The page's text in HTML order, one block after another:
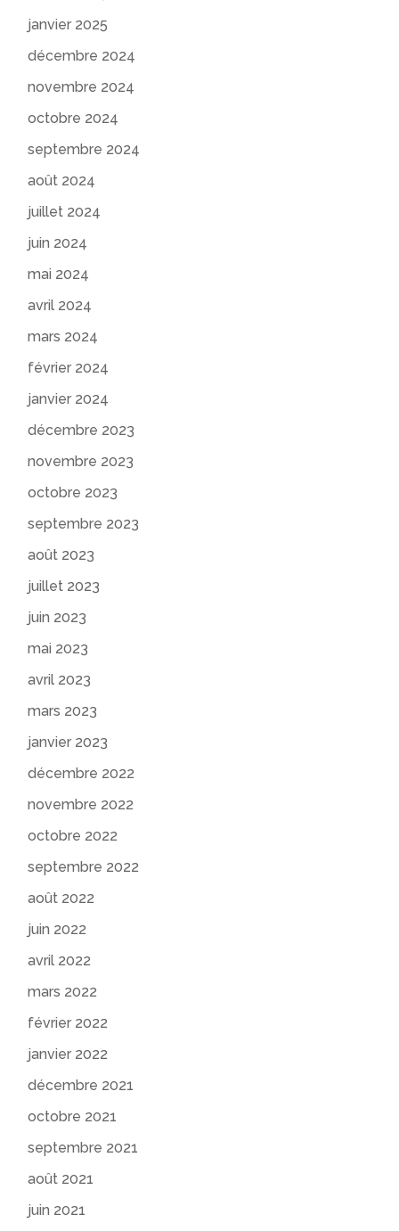
janvier 2025
décembre 2024
novembre 2024
octobre 2024
septembre 2024
août 2024
juillet 2024
juin 2024
mai 2024
avril 2024
mars 2024
février 2024
janvier 2024
décembre 2023
novembre 2023
octobre 2023
septembre 2023
août 2023
juillet 2023
juin 2023
mai 2023
avril 2023
mars 2023
janvier 2023
décembre 2022
novembre 2022
octobre 2022
septembre 2022
août 2022
juin 2022
avril 2022
mars 2022
février 2022
janvier 2022
décembre 2021
octobre 2021
septembre 2021
août 2021
juin 2021